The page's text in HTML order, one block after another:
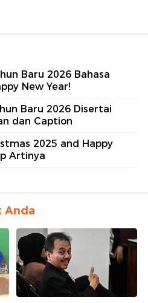
Baru 2026 Bahasa
New Year!
Baru 2026 Disertai
dan Caption
2025 and Happy
Artinya
Anda